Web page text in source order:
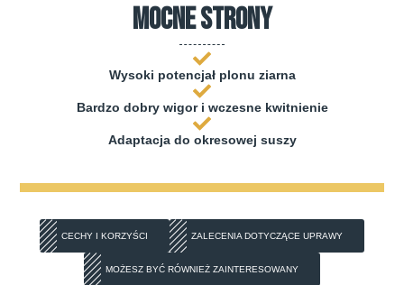
mocne strony
Wysoki potencjał plonu ziarna
Bardzo dobry wigor i wczesne kwitnienie
Adaptacja do okresowej suszy
CECHY I KORZYŚCI ZALECENIA DOTYCZĄCE UPRAWY
MOŻESZ BYĆ RÓWNIEŻ ZAINTERESOWANY